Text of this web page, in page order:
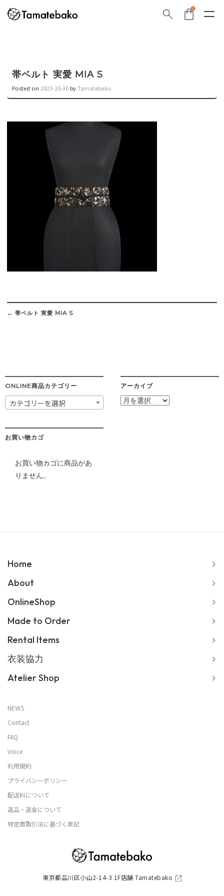
帯ベルト 実愛 MIA S
Posted on 2023-10-30 byTamatebako
Post
navigation
← 帯ベルト 実愛 MIA S
ONLINE商品カテゴリー
カテゴリーを選択
アーカイブ
ア
お買い物カゴ
お買い物カゴに商品があ
りません。
東京都品川区小山2-14-3 1F店舗 Tamatebako
Home
About
OnlineShop
Made to Order
Rental Items
衣装協力
Atelier Shop
NEWS
Contact
FAQ
Voice
利用規約
プライバシーポリシー
配送料について
返品・返金について
特定商取引法に基づく表記